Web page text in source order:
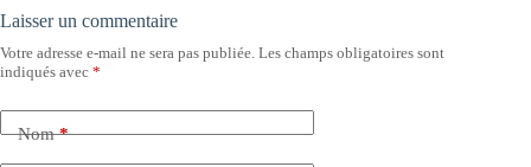
Laisser un commentaire
Votre adresse e-mail ne sera pas publiée. Les champs obligatoires sont
indiqués avec *
Nom*